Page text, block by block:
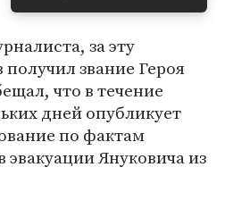
за эту
звание Героя
что в течение
дней опубликует
по фактам
эвакуации Януковича из